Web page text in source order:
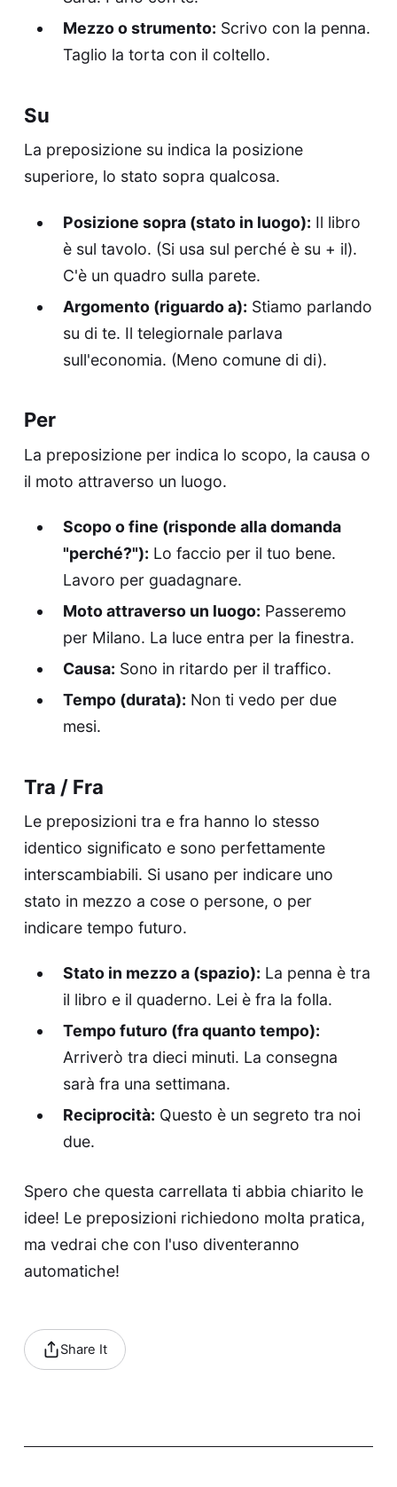
Mezzo o strumento: Scrivo con la penna.
Taglio la torta con il coltello.
Su
La preposizione su indica la posizione
superiore, lo stato sopra qualcosa.
Posizione sopra (stato in luogo): Il libro
è sul tavolo. (Si usa sul perché è su + il).
C'è un quadro sulla parete.
Argomento (riguardo a): Stiamo parlando
su di te. Il telegiornale parlava
sull'economia. (Meno comune di di).
Per
La preposizione per indica lo scopo, la causa o
il moto attraverso un luogo.
Scopo o fine (risponde alla domanda
"perché?"): Lo faccio per il tuo bene.
Lavoro per guadagnare.
Moto attraverso un luogo: Passeremo
per Milano. La luce entra per la finestra.
Causa: Sono in ritardo per il traffico.
Tempo (durata): Non ti vedo per due
mesi.
Tra / Fra
Le preposizioni tra e fra hanno lo stesso
identico significato e sono perfettamente
interscambiabili. Si usano per indicare uno
stato in mezzo a cose o persone, o per
indicare tempo futuro.
Stato in mezzo a (spazio): La penna è tra
il libro e il quaderno. Lei è fra la folla.
Tempo futuro (fra quanto tempo):
Arriverò tra dieci minuti. La consegna
sarà fra una settimana.
Reciprocità: Questo è un segreto tra noi
due.
Spero che questa carrellata ti abbia chiarito le
idee! Le preposizioni richiedono molta pratica,
ma vedrai che con l'uso diventeranno
automatiche!
Share It